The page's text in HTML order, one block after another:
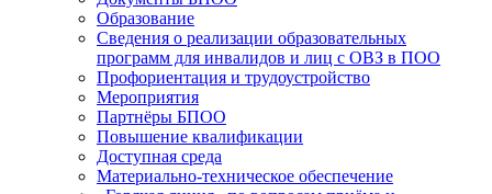
Образование
Сведения о реализации образовательных
программ для инвалидов и лиц с ОВЗ в ПОО
Профориентация и трудоустройство
Мероприятия
Партнёры БПОО
Повышение квалификации
Доступная среда
Материально-техническое обеспечение